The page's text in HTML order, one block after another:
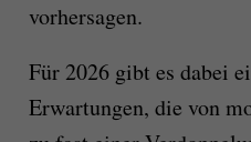
vorhersagen.
Für 2026 gibt es dabei
Erwartungen, die von